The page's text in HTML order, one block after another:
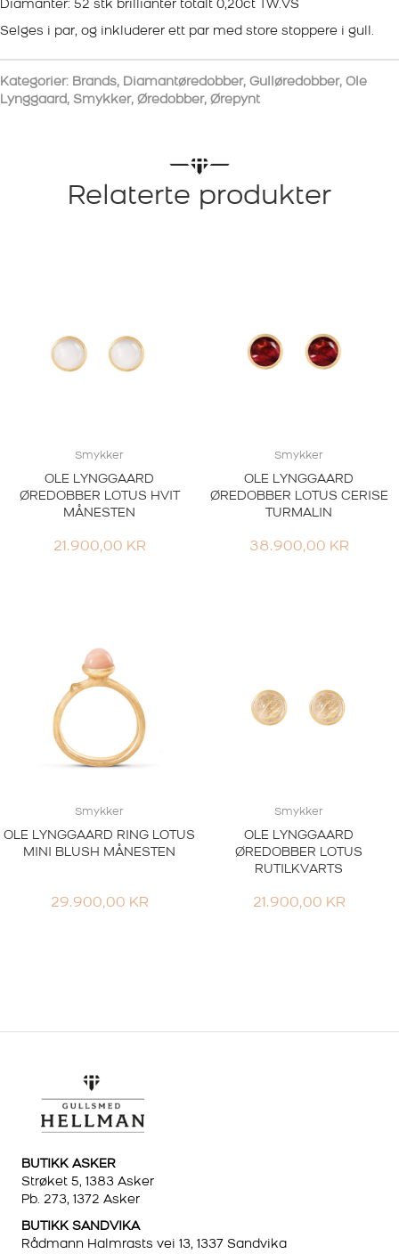
Diamanter: 52 stk brillianter totalt 0,20ct TW.VS
Selges i par, og inkluderer ett par med store stoppere i gull.
Kategorier: Brands, Diamantøredobber, Gulløredobber, Ole
Lynggaard, Smykker, Øredobber, Ørepynt
Relaterte produkter
Smykker
OLE LYNGGAARD
ØREDOBBER LOTUS HVIT
MÅNESTEN
21.900,00 KR
Smykker
OLE LYNGGAARD
ØREDOBBER LOTUS CERISE
TURMALIN
38.900,00 KR
Smykker
OLE LYNGGAARD RING LOTUS
MINI BLUSH MÅNESTEN
29.900,00 KR
Smykker
OLE LYNGGAARD
ØREDOBBER LOTUS
RUTILKVARTS
21.900,00 KR
BUTIKK ASKER
Strøket 5, 1383 Asker
Pb. 273, 1372 Asker
BUTIKK SANDVIKA
Rådmann Halmrasts vei 13, 1337 Sandvika